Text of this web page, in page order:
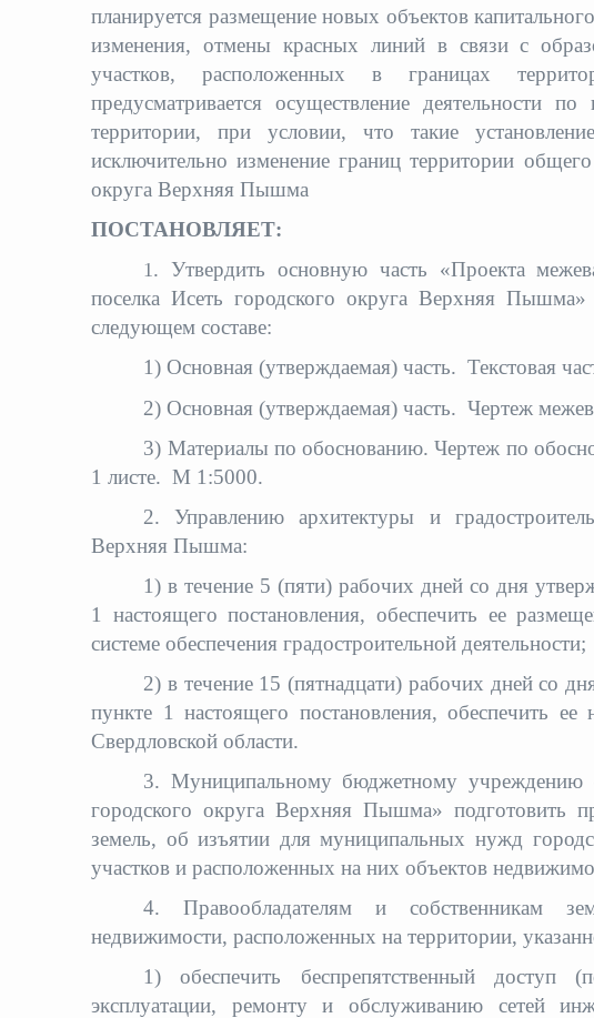
планируется размещение новых объектов
изменения, отмены красных линий в связи с
участков, расположенных в границах
предусматривается осуществление деятельности
территории, при условии, что такие
исключительно изменение границ территории
округа Верхняя Пышма
ПОСТАНОВЛЯЕТ:
1. Утвердить основную часть «Проекта
поселка Исеть городского округа Верхняя Пышма»
следующем составе:
1) Основная (утверждаемая) часть. Текстовая
2) Основная (утверждаемая) часть. Чертеж
3) Материалы по обоснованию. Чертеж по
1 листе. М 1:5000.
2. Управлению архитектуры и
Верхняя Пышма:
1) в течение 5 (пяти) рабочих дней со дня
1 настоящего постановления, обеспечить ее
системе обеспечения градостроительной деятельности;
2) в течение 15 (пятнадцати) рабочих дней со
пункте 1 настоящего постановления, обеспечить ее
Свердловской области.
3. Муниципальному бюджетному учреждению
городского округа Верхняя Пышма» подготовить
земель, об изъятии для муниципальных нужд
участков и расположенных на них объектов
4. Правообладателям и собственникам
недвижимости, расположенных на территории,
1) обеспечить беспрепятственный
эксплуатации, ремонту и обслуживанию сетей